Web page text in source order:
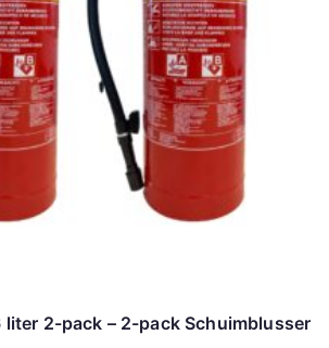
liter 2-pack – 2-pack Schuimblusser